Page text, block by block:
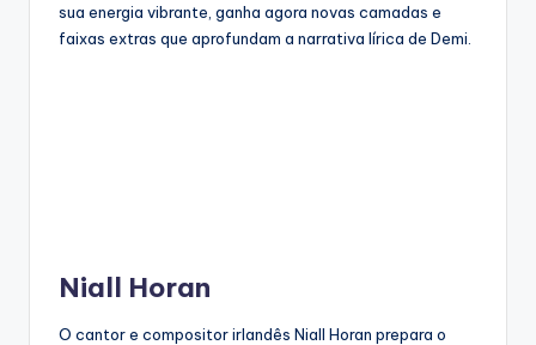
sua energia vibrante, ganha agora novas camadas e
faixas extras que aprofundam a narrativa lírica de Demi.
Niall Horan
O cantor e compositor irlandês Niall Horan prepara o